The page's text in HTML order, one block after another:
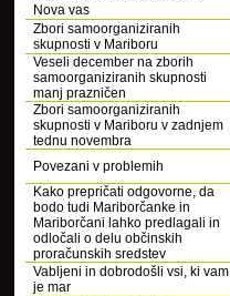
Nova vas
Zbori samoorganiziranih
skupnosti v Mariboru
Veseli december na zborih
samoorganiziranih skupnosti
manj prazničen
Zbori samoorganiziranih
skupnosti v Mariboru v zadnjem
tednu novembra
Povezani v problemih
Kako prepričati odgovorne, da
bodo tudi Mariborčanke in
Mariborčani lahko predlagali in
odločali o delu občinskih
proračunskih sredstev
Vabljeni in dobrodošli vsi, ki vam
je mar